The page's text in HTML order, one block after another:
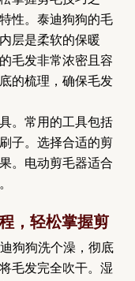
性。泰迪狗狗的毛
层是柔软的保暖
毛发非常浓密且容
的梳理，确保毛发
。常用的工具包括
子。选择合适的剪
。电动剪毛器适合
，轻松掌握剪
狗狗洗个澡，彻底
毛发完全吹干。湿